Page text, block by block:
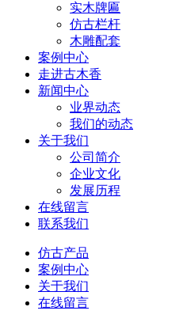
实木牌匾
仿古栏杆
木雕配套
案例中心
走进古木香
新闻中心
业界动态
我们的动态
关于我们
公司简介
企业文化
发展历程
在线留言
联系我们
仿古产品
案例中心
关于我们
在线留言